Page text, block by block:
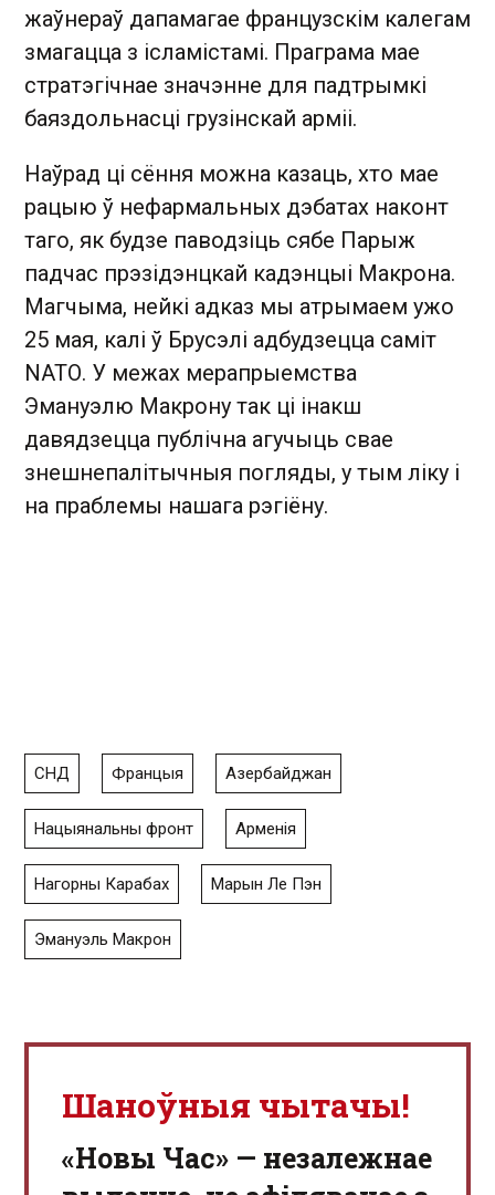
жаўнераў дапамагае французскім калегам
змагацца з ісламістамі. Праграма мае
стратэгічнае значэнне для падтрымкі
баяздольнасці грузінскай арміі.
Наўрад ці сёння можна казаць, хто мае
рацыю ў нефармальных дэбатах наконт
таго, як будзе паводзіць сябе Парыж
падчас прэзідэнцкай кадэнцыі Макрона.
Магчыма, нейкі адказ мы атрымаем ужо
25 мая, калі ў Брусэлі адбудзецца саміт
NАТО. У межах мерапрыемства
Эмануэлю Макрону так ці інакш
давядзецца публічна агучыць свае
знешнепалітычныя погляды, у тым ліку і
на праблемы нашага рэгіёну.
СНД Францыя Азербайджан
Нацыянальны фронт Арменія
Нагорны Карабах Марын Ле Пэн
Эмануэль Макрон
Шаноўныя чытачы!
«Новы Час» — незалежнае